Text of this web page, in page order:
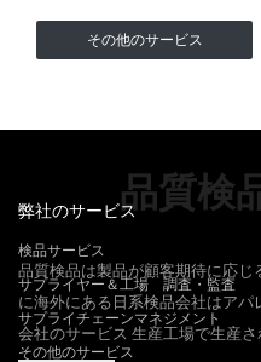
その他のサービス
品質検
品質検品は製品が顧客期待に応
に海外にある日系検品会社はア
会社のサービス 生産工場で生産
弊社のサービス
検品サービス
サプライヤー＆工場 調査・監査
サプライチェーンマネジメント
その他のサービス